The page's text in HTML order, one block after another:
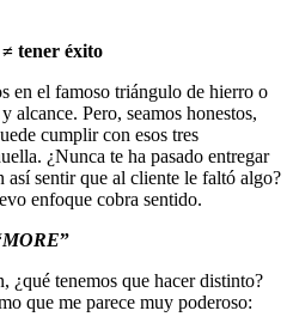
tener éxito
en el famoso triángulo de hierro o
alcance. Pero, seamos honestos,
cumplir con esos tres
¿Nunca te ha pasado entregar
así sentir que al cliente le faltó algo?
enfoque cobra sentido.
MORE”
¿qué tenemos que hacer distinto?
que me parece muy poderoso: